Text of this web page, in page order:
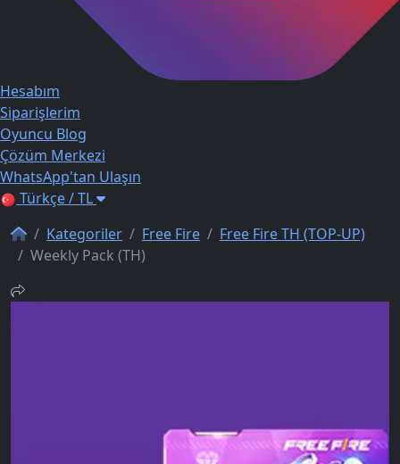
Hesabım
Siparişlerim
Oyuncu Blog
Çözüm Merkezi
WhatsApp'tan Ulaşın
Türkçe / TL
Kategoriler
Free Fire
Free Fire TH (TOP-UP)
Weekly Pack (TH)